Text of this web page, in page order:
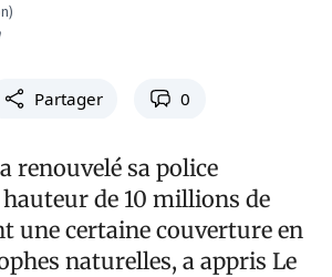
Partager 0
renouvelé sa police
hauteur de 10 millions de
une certaine couverture en
naturelles, a appris Le